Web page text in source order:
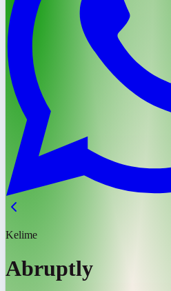
Kelime
Abruptly